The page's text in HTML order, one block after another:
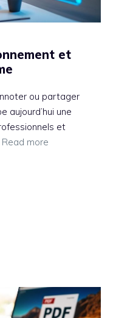
et
ou partager
aujourd’hui une
et
Read more